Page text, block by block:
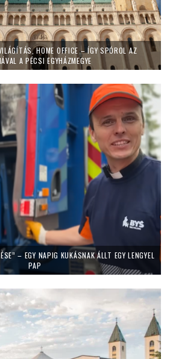
HOME OFFICE – ÍGY SPÓROL AZ
A PÉCSI EGYHÁZMEGYE
– EGY NAPIG KUKÁSNAK ÁLLT EGY LENGYEL
PAP